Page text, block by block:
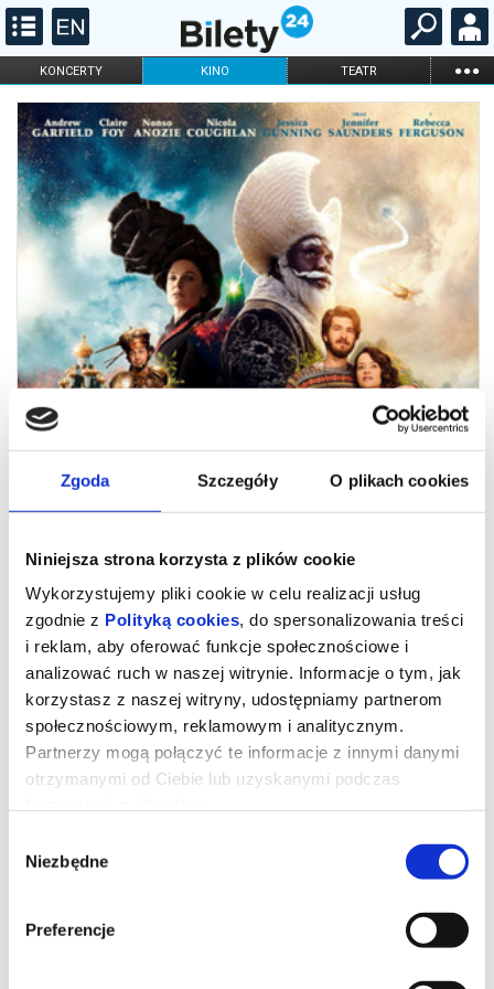
Zgoda Szczegóły O plikach cookies
Niniejsza strona korzysta z plików cookie
Wykorzystujemy pliki cookie w celu realizacji usług
zgodnie z Polityką cookies, do spersonalizowania treści
i reklam, aby oferować funkcje społecznościowe i
analizować ruch w naszej witrynie. Informacje o tym, jak
korzystasz z naszej witryny, udostępniamy partnerom
społecznościowym, reklamowym i analitycznym.
Partnerzy mogą połączyć te informacje z innymi danymi
otrzymanymi od Ciebie lub uzyskanymi podczas
zgody
Niezbędne
Preferencje
KONCERTY KINO TEATR ...
FILHARMONIA OPERA I BALET
STAND-UP
DLA DZIECI
ONLINE KARNETY
Drzewo magii
Polly i Tim wraz z trójką dzieci to współczesna rodzina, która staje
prowincję. Wkrótce po przyjeździe okazuje się, że najmłodsi
muszą obejść się bez Wi-Fi i ukochanych elektronicznych
gadżetów oraz odkryć uroki świata na świeżym powietrzu.
drzewo, zamieszkane przez barwne, ekscentryczne istoty. Jeśli